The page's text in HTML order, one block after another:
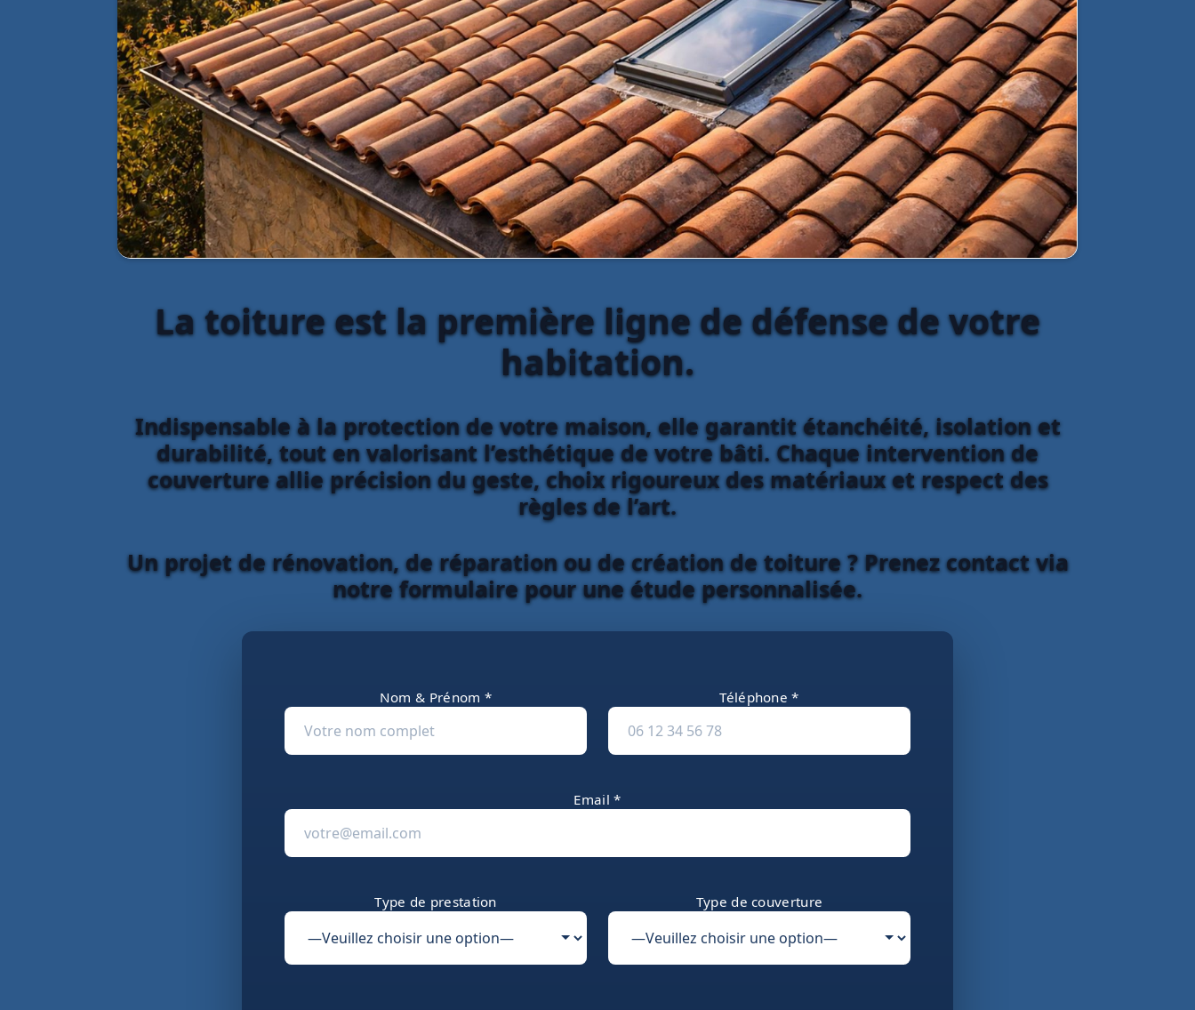
La toiture est la première ligne de défense de votre
habitation.
Indispensable à la protection de votre maison, elle garantit étanchéité, isolation et
durabilité, tout en valorisant l’esthétique de votre bâti. Chaque intervention de
couverture allie précision du geste, choix rigoureux des matériaux et respect des
règles de l’art.
Un projet de rénovation, de réparation ou de création de toiture ? Prenez contact via
notre formulaire pour une étude personnalisée.
Nom & Prénom * Téléphone *
Email *
Type de prestation Type de couverture